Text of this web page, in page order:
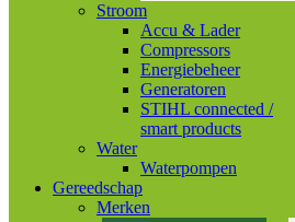
Stroom
Accu & Lader
Compressors
Energiebeheer
Generatoren
STIHL connected /
smart products
Water
Waterpompen
Gereedschap
Merken